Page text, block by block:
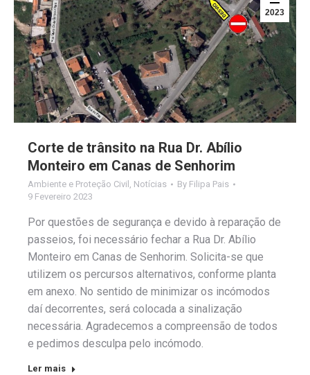
2023
Corte de trânsito na Rua Dr. Abílio
Monteiro em Canas de Senhorim
Ambiente e Proteção Civil , Notícias By Filipa Pais
9 Fevereiro 2023
Por questões de segurança e devido à reparação de
passeios, foi necessário fechar a Rua Dr. Abílio
Monteiro em Canas de Senhorim. Solicita-se que
utilizem os percursos alternativos, conforme planta
em anexo. No sentido de minimizar os incómodos
daí decorrentes, será colocada a sinalização
necessária. Agradecemos a compreensão de todos
e pedimos desculpa pelo incómodo.
Ler mais